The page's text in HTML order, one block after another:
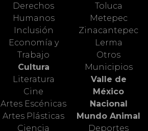
Derechos
Humanos
Inclusión
Economía y
Trabajo
Cultura
Literatura
Cine
Artes Escénicas
Artes Plásticas
Ciencia
Toluca
Metepec
Zinacantepec
Lerma
Otros
Municipios
Valle de
México
Nacional
Mundo Animal
Deportes